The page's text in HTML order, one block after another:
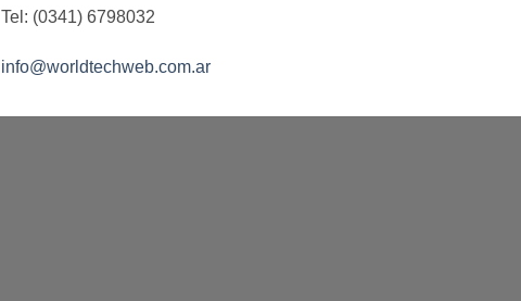
Tel: (0341) 6798032
info@worldtechweb.com.ar